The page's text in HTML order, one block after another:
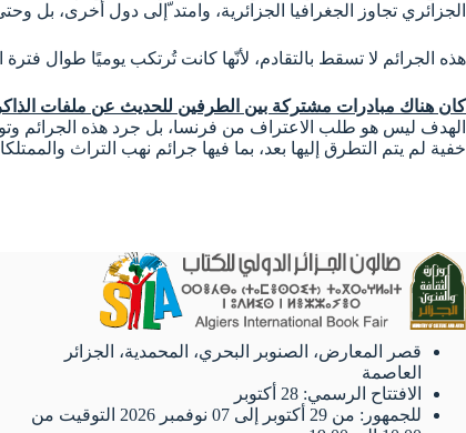
الجزائري تجاوز الجغرافيا الجزائرية، وامتد ّإلى دول أخرى، بل
هذه الجرائم لا تسقط بالتقادم، لأنّها كانت تُرتكب يوميًا طوال
كان هناك مبادرات مشتركة بين الطرفين للحديث عن ملفات
الهدف ليس هو طلب الاعتراف من فرنسا، بل جرد هذه الجرائم
خفية لم يتم التطرق إليها بعد، بما فيها جرائم نهب التراث
قصر المعارض، الصنوبر البحري، المحمدية، الجزائر
العاصمة
الافتتاح الرسمي: 28 أكتوبر
للجمهور: من 29 أكتوبر إلى 07 نوفمبر 2026 التوقيت من